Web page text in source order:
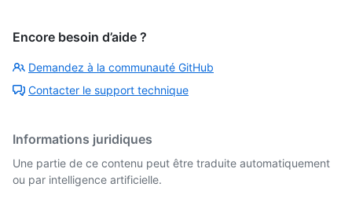
Encore besoin d’aide ?
Demandez à la communauté GitHub
Contacter le support technique
Informations juridiques
Une partie de ce contenu peut être traduite automatiquement
ou par intelligence artificielle.